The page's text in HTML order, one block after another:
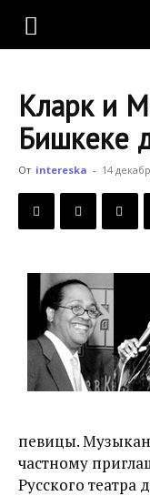
KLOOP.KG
Новости
Кларк и
Бишкеке
От intereska - 14
певицы.
частному
Русского театра